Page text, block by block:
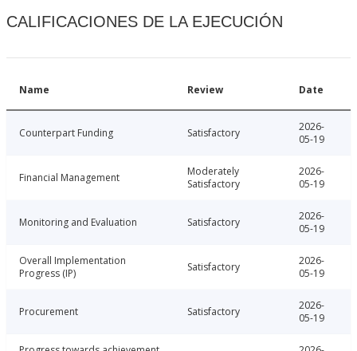
CALIFICACIONES DE LA EJECUCIÓN
Name Review Date
Counterpart Funding Satisfactory
2026-
05-19
Financial Management
Moderately
Satisfactory
2026-
05-19
Monitoring and Evaluation Satisfactory
2026-
05-19
Overall Implementation
Progress (IP)
Satisfactory
2026-
05-19
Procurement Satisfactory
2026-
05-19